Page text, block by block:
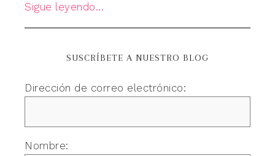
Sigue leyendo...
SUSCRÍBETE A NUESTRO BLOG
Dirección de correo electrónico:
Nombre: